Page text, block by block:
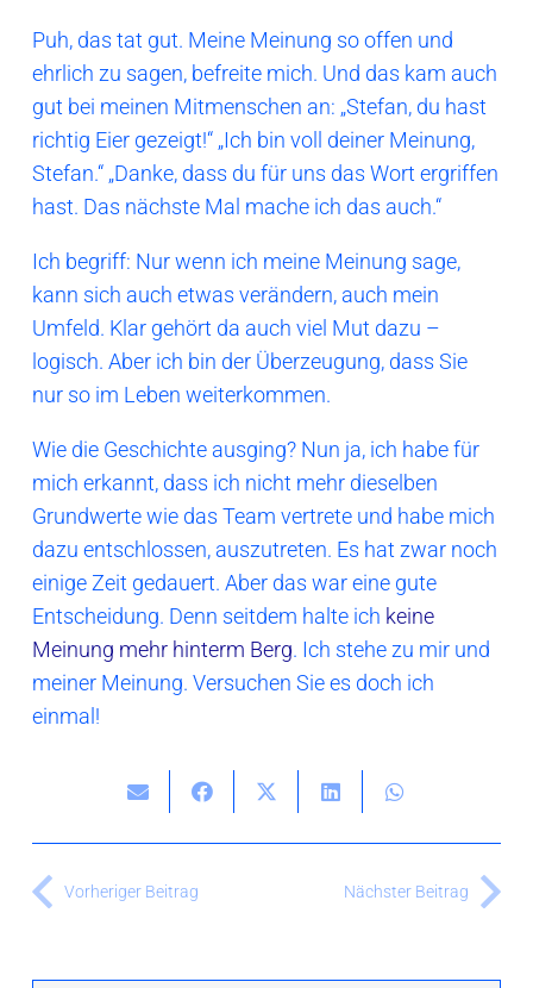
Puh, das tat gut. Meine Meinung so offen und
ehrlich zu sagen, befreite mich. Und das kam auch
gut bei meinen Mitmenschen an: „Stefan, du hast
richtig Eier gezeigt!“ „Ich bin voll deiner Meinung,
Stefan.“ „Danke, dass du für uns das Wort ergriffen
hast. Das nächste Mal mache ich das auch.“
Ich begriff: Nur wenn ich meine Meinung sage,
kann sich auch etwas verändern, auch mein
Umfeld. Klar gehört da auch viel Mut dazu –
logisch. Aber ich bin der Überzeugung, dass Sie
nur so im Leben weiterkommen.
Wie die Geschichte ausging? Nun ja, ich habe für
mich erkannt, dass ich nicht mehr dieselben
Grundwerte wie das Team vertrete und habe mich
dazu entschlossen, auszutreten. Es hat zwar noch
einige Zeit gedauert. Aber das war eine gute
Entscheidung. Denn seitdem halte ich keine
Meinung mehr hinterm Berg. Ich stehe zu mir und
meiner Meinung. Versuchen Sie es doch ich
einmal!
Vorheriger Beitrag Nächster Beitrag